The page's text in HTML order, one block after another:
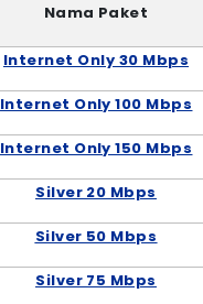
Nama Paket
Internet Only 30 Mbps
Internet Only 100 Mbps
Internet Only 150 Mbps
Silver 20 Mbps
Silver 50 Mbps
Silver 75 Mbps